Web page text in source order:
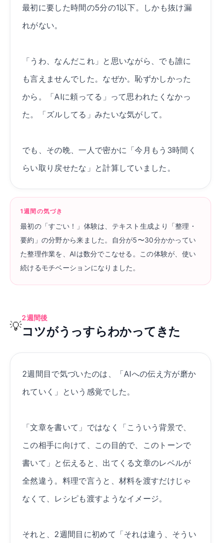
最初に要した時間の5分の1以下。しかも抜け漏
れがない。
「うわ、なんだこれ」と思いながら、でも誰に
も言えませんでした。なぜか。恥ずかしかった
から。「AIに頼ってる」って思われたくなかっ
た。「ズルしてる」みたいな気がして。
でも、その晩、一人で密かに「今月もう3時間く
らい取り戻せたな」と計算していました。
1週間の気づき
最初の「すごい！」体験は、テキスト生成より「整理・
要約」の分野から来ました。自分が5〜30分かかってい
た整理作業を、AIは数分でこなせる。この体験が、使い
続けるモチベーションになりました。
💡
2週間後
コツがうっすらわかってきた
2週間目で気づいたのは、「AIへの伝え方が磨か
れていく」という感覚でした。
「文章を書いて」ではなく「こういう背景で、
この相手に向けて、この目的で、このトーンで
書いて」と伝えると、出てくる文章のレベルが
全然違う。料理で言うと、材料を渡すだけじゃ
なくて、レシピも渡すようなイメージ。
それと、2週間目に初めて「それは違う、そうい